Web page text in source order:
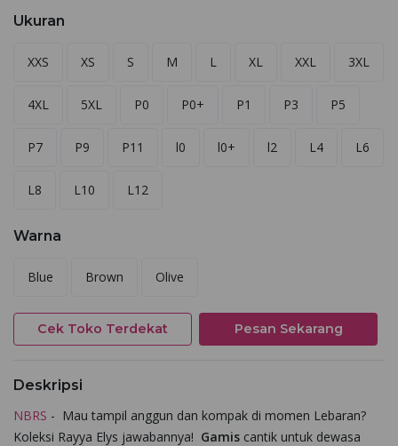
Ukuran
XXS XS S M L XL XXL 3XL
4XL 5XL P0 P0+ P1 P3 P5
P7 P9 P11 l0 l0+ l2 L4 L6
L8 L10 L12
Warna
Blue Brown Olive
Cek Toko Terdekat Pesan Sekarang
Deskripsi
NBRS - Mau tampil anggun dan kompak di momen Lebaran?
Koleksi Rayya Elys jawabannya! Gamis cantik untuk dewasa